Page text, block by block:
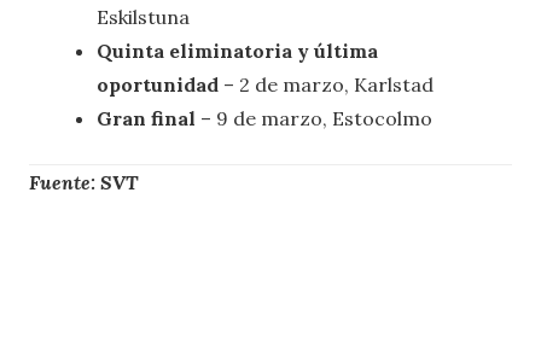
Eskilstuna
Quinta eliminatoria y última
oportunidad – 2 de marzo, Karlstad
Gran final – 9 de marzo, Estocolmo
Fuente: SVT